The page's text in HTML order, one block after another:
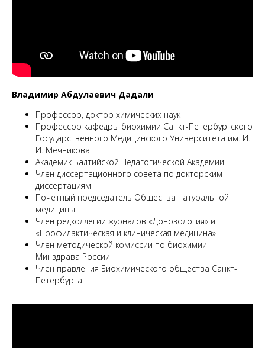
Владимир Абдулаевич Дадали
Профессор, доктор химических наук
Профессор кафедры биохимии Санкт-Петербургского
Государственного Медицинского Университета им. И.
И. Мечникова
Академик Балтийской Педагогической Академии
Член диссертационного совета по докторским
диссертациям
Почетный председатель Общества натуральной
медицины
Член редколлегии журналов «Донозология» и
«Профилактическая и клиническая медицина»
Член методической комиссии по биохимии
Минздрава России
Член правления Биохимического общества Санкт-
Петербурга